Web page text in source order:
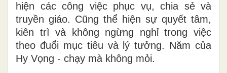
hiện các công việc phục vụ, chia sẻ và
truyền giáo. Cũng thể hiện sự quyết tâm,
kiên trì và không ngừng nghỉ trong việc
theo đuổi mục tiêu và lý tưởng. Năm của
Hy Vọng - chạy mà không mỏi.